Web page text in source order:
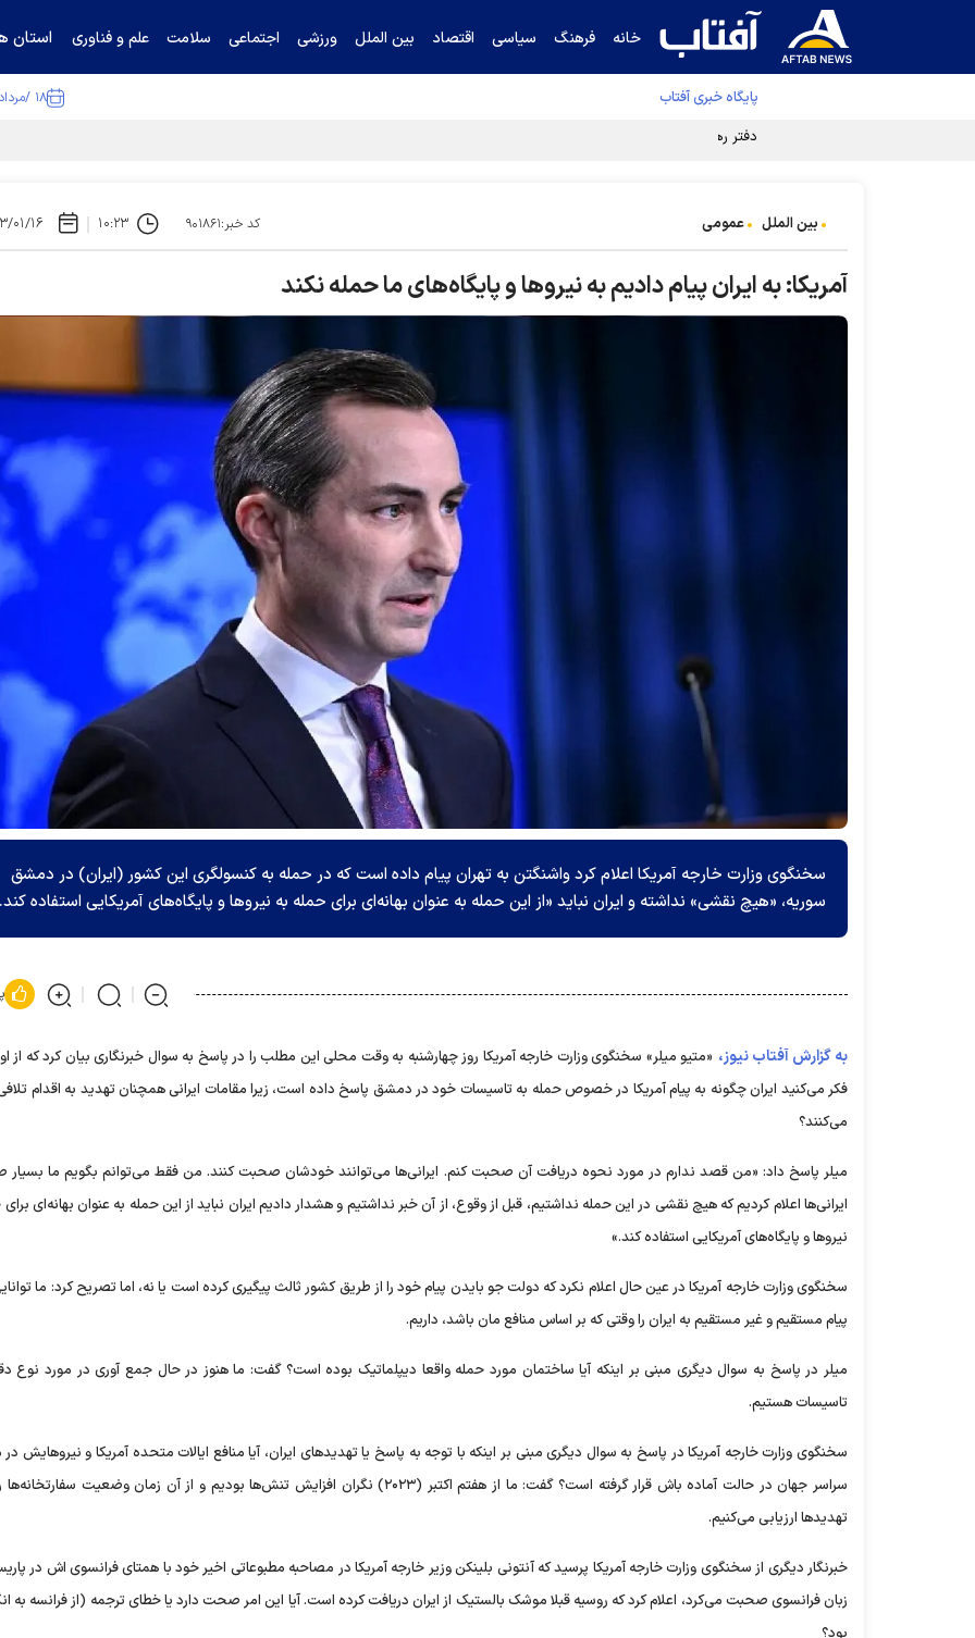
خانه فرهنگ سیاسی اقتصاد بین الملل ورزشی اجتماعی سلامت علم و فناوری استان
پایگاه خبری آفتاب ۱۸ /مرداد /۱۴۰۵
دفتر رهبر انقلاب ادعای خرازی درباره پزشکیان را تکذیب کرد
بین الملل عمومی کد خبر:۹۰۱۸۶۱ ۱۰:۲۳ ۱۴۰۳/
آمریکا: به ایران پیام دادیم به نیرو‌ها و پایگاه‌های ما حمله نکند
سخنگوی وزارت خارجه آمریکا اعلام کرد واشنگتن به تهران پیام داده است که در حمله به کنسولگری این کشور (ایران) در دمشق
سوریه، «هیچ نقشی» نداشته و ایران نباید «از این حمله به عنوان بهانه‌ای برای حمله به نیرو‌ها و پایگاه‌های آمریکایی استفاده
به گزارش آفتاب نیوز، «متیو میلر» سخنگوی وزارت خارجه آمریکا روز چهارشنبه به وقت محلی این مطلب را در پاسخ به سوال خبرنگاری بیان کرد که از
فکر می‌کنید ایران چگونه به پیام آمریکا در خصوص حمله به تاسیسات خود در دمشق پاسخ داده است، زیرا مقامات ایرانی همچنان تهدید به اقدام
می‌کنند؟
میلر پاسخ داد: «من قصد ندارم در مورد نحوه دریافت آن صحبت کنم. ایرانی‌ها می‌توانند خودشان صحبت کنند. من فقط می‌توانم بگویم ما بسیار
ایرانی‌ها اعلام کردیم که هیچ نقشی در این حمله نداشتیم، قبل از وقوع، از آن خبر نداشتیم و هشدار دادیم ایران نباید از این حمله به عنوان بهانه‌ای
نیرو‌ها و پایگاه‌های آمریکایی استفاده کند.»
سخنگوی وزارت خارجه آمریکا در عین حال اعلام نکرد که دولت جو بایدن پیام خود را از طریق کشور ثالث پیگیری کرده است یا نه، اما تصریح کرد: ما
پیام مستقیم و غیر مستقیم به ایران را وقتی که بر اساس منافع مان باشد، داریم.
میلر در پاسخ به سوال دیگری مبنی بر اینکه آیا ساختمان مورد حمله واقعا دیپلماتیک بوده است؟ گفت: ما هنوز در حال جمع آوری در مورد نوع
تاسیسات هستیم.
سخنگوی وزارت خارجه آمریکا در پاسخ به سوال دیگری مبنی بر اینکه با توجه به پاسخ یا تهدید‌های ایران، آیا منافع ایالات متحده آمریکا و نیروهایش
سراسر جهان در حالت آماده باش قرار گرفته است؟ گفت: ما از هفتم اکتبر (۲۰۲۳) نگران افزایش تنش‌ها بودیم و از آن زمان وضعیت
تهدید‌ها ارزیابی می‌کنیم.
خبرنگار دیگری از سخنگوی وزارت خارجه آمریکا پرسید که آنتونی بلینکن وزیر خارجه آمریکا در مصاحبه مطبوعاتی اخیر خود با همتای فرانسوی اش در
زبان فرانسوی صحبت می‌کرد، اعلام کرد که روسیه قبلا موشک بالستیک از ایران دریافت کرده است. آیا این امر صحت دارد یا خطای ترجمه (از فرانسه به